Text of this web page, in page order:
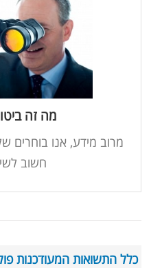
מה זה
מרוב מידע, אנו בוחרים
חשוב
אתם עמיתים בקרנות
הזכויות? מתי ניתן
המותר להפקדות? לאיזו
חשוב לדעת? הכל אודות
כלל התשואות המעודכנות